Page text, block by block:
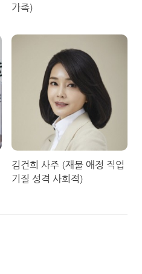
가족)
김건희 사주 (재물 애정 직업
기질 성격 사회적)